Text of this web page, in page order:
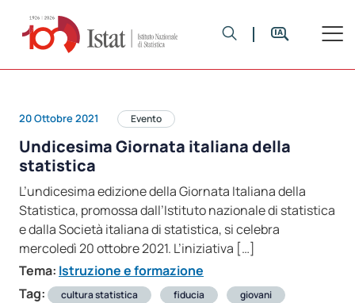
20 Ottobre 2021 Evento
Undicesima Giornata italiana della
statistica
L’undicesima edizione della Giornata Italiana della
Statistica, promossa dall’Istituto nazionale di statistica
e dalla Società italiana di statistica, si celebra
mercoledì 20 ottobre 2021. L’iniziativa […]
Tema: Istruzione e formazione
Tag:
cultura statistica fiducia
giovani